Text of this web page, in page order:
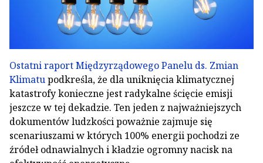
Ostatni raport Międzyrządowego Panelu ds. Zmian
Klimatupodkreśla, że dla uniknięcia klimatycznej
katastrofy konieczne jest radykalne ścięcie emisji
jeszcze w tej dekadzie. Ten jeden z najważniejszych
dokumentów ludzkości poważnie zajmuje się
scenariuszami w których 100% energii pochodzi ze
źródeł odnawialnych i kładzie ogromny nacisk na